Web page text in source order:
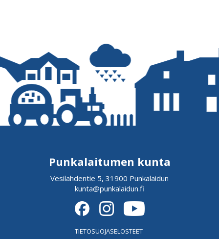
Punkalaitumen kunta
Vesilahdentie 5, 31900 Punkalaidun
kunta@punkalaidun.fi
TIETOSUOJASELOSTEET